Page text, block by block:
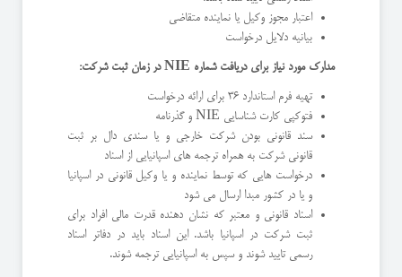
اعتبار مجوز وکیل یا نماینده متقاضی
بیانیه دلایل درخواست
مدارک مورد نیاز برای دریافت شماره NIEدر زمان ثبت شرکت:
تهیه فرم استاندارد 36 برای ارائه درخواست
فتوکپی کارت شناسایی NIE و گذرنامه
سند قانونی بودن شرکت خارجی و یا سندی دال بر ثبت
قانونی شرکت به همراه ترجمه های اسپانیایی از اسناد
درخواست هایی که توسط نماینده و یا وکیل قانونی در اسپانیا
و یا در کشور مبدا ارسال می شود
اسناد قانونی و معتبر که نشان دهنده قدرت مالی افراد برای
ثبت شرکت در اسپانیا باشد. این اسناد باید در دفاتر اسناد
رسمی تایید شوند و سپس به اسپانیایی ترجمه شوند.